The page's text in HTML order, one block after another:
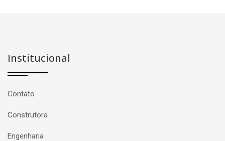
Institucional
Contato
Construtora
Engenharia